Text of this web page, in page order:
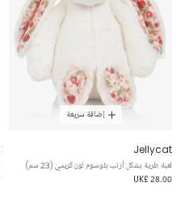
إضافة سريعة
Jellycat
لعبة طرية بشكل أرنب بلوسوم لون كريمي (23 سم)
UK£ 28.00